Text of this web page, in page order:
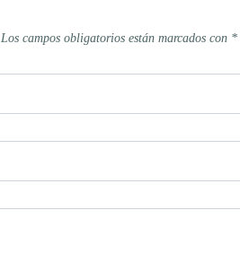
Los campos obligatorios están marcados con *